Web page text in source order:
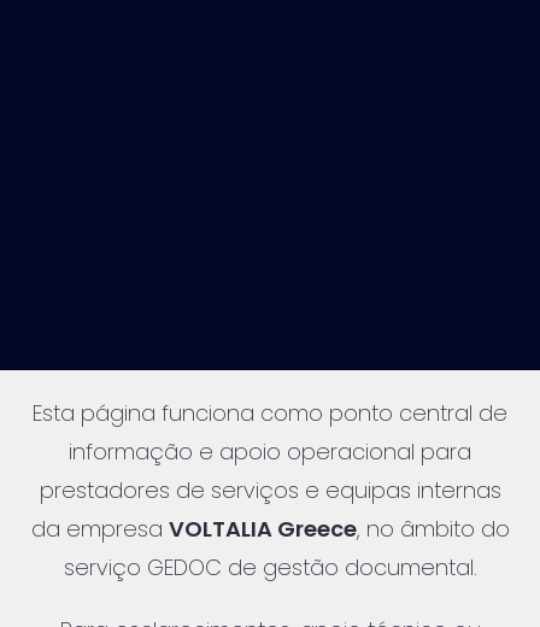
Esta página funciona como ponto central de
informação e apoio operacional para
prestadores de serviços e equipas internas
da empresa VOLTALIA Greece, no âmbito do
serviço GEDOC de gestão documental.